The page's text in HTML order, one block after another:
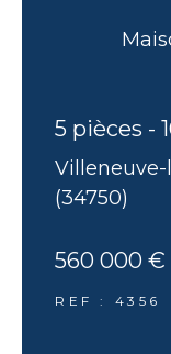
5 pièces -
(34750)
560 000 €
REF : 4356